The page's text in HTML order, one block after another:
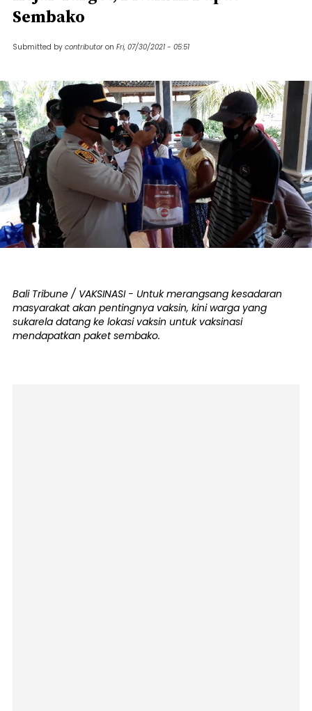
Sembako
Submitted by contributor on Fri, 07/30/2021 - 05:51
Bali Tribune / VAKSINASI - Untuk merangsang kesadaran
masyarakat akan pentingnya vaksin, kini warga yang
sukarela datang ke lokasi vaksin untuk vaksinasi
mendapatkan paket sembako.